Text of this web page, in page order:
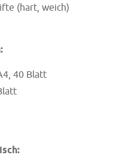
(hart, weich)
40 Blatt